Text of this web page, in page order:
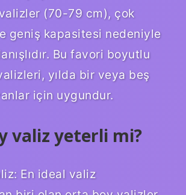
(70-79 cm), çok
geniş kapasitesi nedeniyle
Bu favori boyutlu
yılda bir veya beş
için uygundur.
valiz yeterli mi?
En ideal valiz